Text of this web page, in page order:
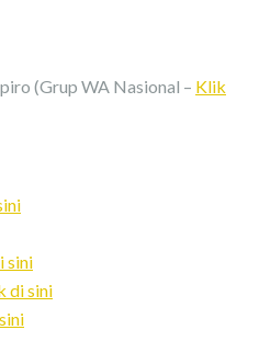
(Grup WA Nasional – Klik
sini
di sini